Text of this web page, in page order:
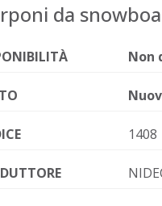
da
Non
1408